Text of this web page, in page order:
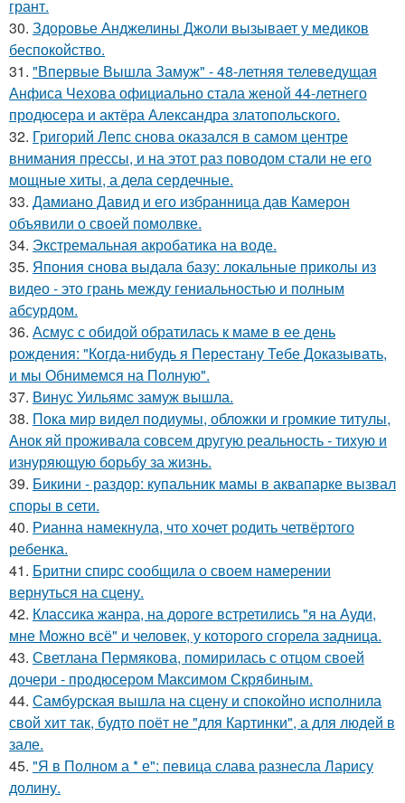
грант.
30. Здоровье Анджелины Джоли вызывает у медиков
беспокойство.
31. "Впервые Вышла Замуж" - 48-летняя телеведущая
Анфиса Чехова официально стала женой 44-летнего
продюсера и актёра Александра златопольского.
32. Григорий Лепс снова оказался в самом центре
внимания прессы, и на этот раз поводом стали не его
мощные хиты, а дела сердечные.
33. Дамиано Давид и его избранница дав Камерон
объявили о своей помолвке.
34. Экстремальная акробатика на воде.
35. Япония снова выдала базу: локальные приколы из
видео - это грань между гениальностью и полным
абсурдом.
36. Асмус с обидой обратилась к маме в ее день
рождения: "Когда-нибудь я Перестану Тебе Доказывать,
и мы Обнимемся на Полную".
37. Винус Уильямс замуж вышла.
38. Пока мир видел подиумы, обложки и громкие титулы,
Анок яй проживала совсем другую реальность - тихую и
изнуряющую борьбу за жизнь.
39. Бикини - раздор: купальник мамы в аквапарке вызвал
споры в сети.
40. Рианна намекнула, что хочет родить четвёртого
ребенка.
41. Бритни спирс сообщила о своем намерении
вернуться на сцену.
42. Классика жанра, на дороге встретились "я на Ауди,
мне Можно всё" и человек, у которого сгорела задница.
43. Светлана Пермякова, помирилась с отцом своей
дочери - продюсером Максимом Скрябиным.
44. Самбурская вышла на сцену и спокойно исполнила
свой хит так, будто поёт не "для Картинки", а для людей в
зале.
45. "Я в Полном а * е": певица слава разнесла Ларису
долину.